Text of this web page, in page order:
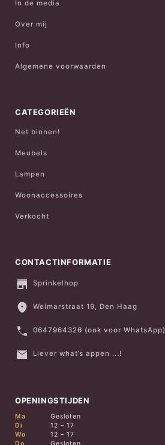
In de media
Over mij
Info
Algemene voorwaarden
CATEGORIEËN
Net binnen!
Meubels
Lampen
Woonaccessoires
Verkocht
CONTACTINFORMATIE
Sprinkelhop
Weimarstraat 19, Den Haag
0647964326 (ook voor WhatsApp)
Liever what’s appen ...!
OPENINGSTIJDEN
Ma
Gesloten
Di
12 – 17
Wo
12 – 17
Do
Gesloten